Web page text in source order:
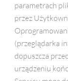
parametrach
przez
(przeglądarka
dopuszcza
urządzeniu